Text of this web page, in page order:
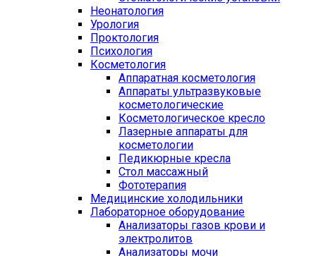
Неонатология
Урология
Проктология
Психология
Косметология
Аппаратная косметология
Аппараты ультразвуковые
косметологические
Косметологическое кресло
Лазерные аппараты для
косметологии
Педикюрные кресла
Стол массажный
Фототерапия
Медицинские холодильники
Лабораторное оборудование
Анализаторы газов крови и
электролитов
Анализаторы мочи